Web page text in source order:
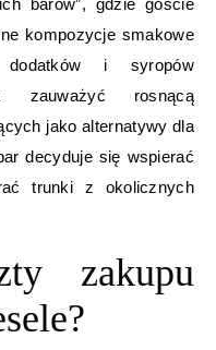
barów”, gdzie goście
kompozycje smakowe
i syropów
zauważyć rosnącą
jako alternatywy dla
decyduje się wspierać
trunki z okolicznych
zakupu